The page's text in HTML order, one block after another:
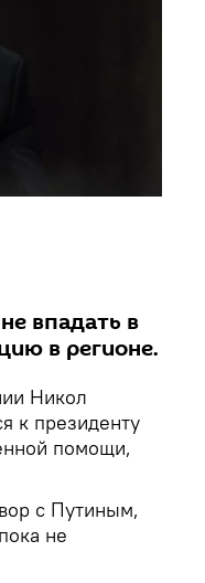
впадать в
в регионе.
Никол
к президенту
помощи,
с Путиным,
не